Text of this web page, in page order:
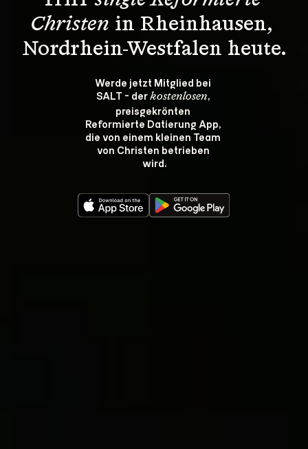
Christen in Rheinhausen,
Nordrhein-Westfalen heute.
Werde jetzt Mitglied bei
SALT - der kostenlosen,
preisgekrönten
Reformierte Datierung App,
die von einem kleinen Team
von Christen betrieben
wird.